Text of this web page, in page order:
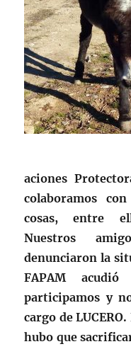
aciones
colaboramos
cosas, entre
Nuestros
denunciaron la
FAPAM
participamos y
cargo de
hubo que